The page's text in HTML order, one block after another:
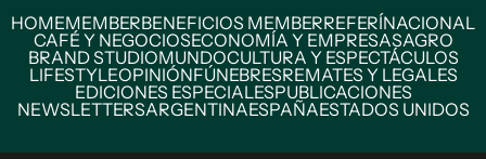
HOMEMEMBERBENEFICIOS MEMBERREFERÍNACIONAL
CAFÉ Y NEGOCIOSECONOMÍA Y EMPRESASAGRO
BRAND STUDIOMUNDOCULTURA Y ESPECTÁCULOS
LIFESTYLEOPINIÓNFÚNEBRESREMATES Y LEGALES
EDICIONES ESPECIALESPUBLICACIONES
NEWSLETTERSARGENTINAESPAÑAESTADOS UNIDOS